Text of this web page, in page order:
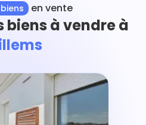
en vente
biens à vendre à